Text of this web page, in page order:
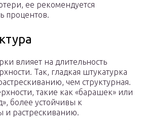
ее рекомендуется
процентов.
влияет на длительность
Так, гладкая штукатурка
чем структурная.
такие как «барашек» или
более устойчивы к
и растрескиванию.